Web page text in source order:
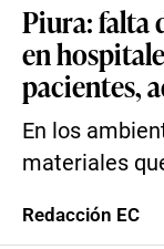
Piura: falta
en
pacientes,
En los
materiales
Redacción EC